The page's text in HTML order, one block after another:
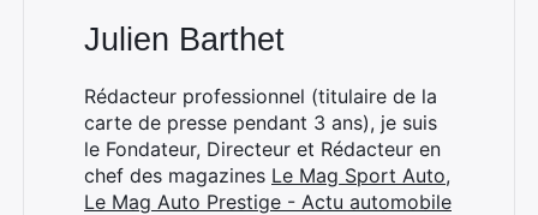
Julien Barthet
Rédacteur professionnel (titulaire de la
carte de presse pendant 3 ans), je suis
le Fondateur, Directeur et Rédacteur en
chef des magazines Le Mag Sport Auto,
Le Mag Auto Prestige - Actu automobile
Rechercher